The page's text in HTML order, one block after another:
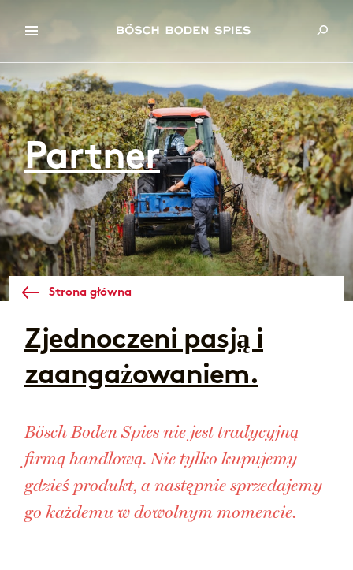
Partner
Strona główna
Zjednoczeni pasją i
zaangażowaniem.
Bösch Boden Spies nie jest tradycyjną
firmą handlową. Nie tylko kupujemy
gdzieś produkt, a następnie sprzedajemy
go każdemu w dowolnym momencie.